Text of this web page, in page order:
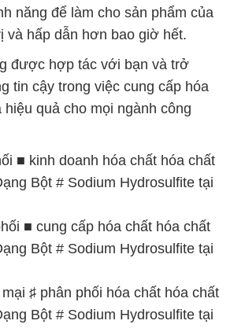
năng để làm cho sản phẩm của
và hấp dẫn hơn bao giờ hết.
được hợp tác với bạn và trở
tin cậy trong việc cung cấp hóa
hiệu quả cho mọi ngành công
■ kinh doanh hóa chất hóa chất
Bột # Sodium Hydrosulfite tại
■ cung cấp hóa chất hóa chất
Bột # Sodium Hydrosulfite tại
♯ phân phối hóa chất hóa chất
Bột # Sodium Hydrosulfite tại